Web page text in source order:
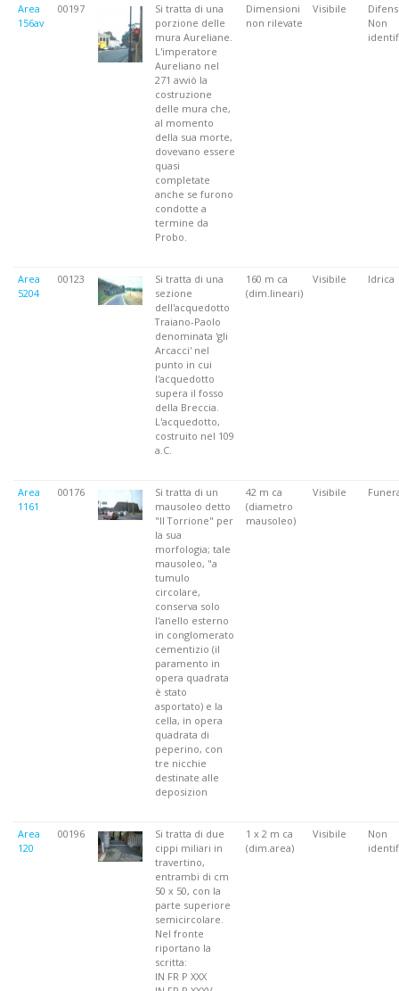
Area
156av
00197
Si tratta di una
porzione delle
mura Aureliane.
L'imperatore
Aureliano nel
271 avviò la
costruzione
delle mura che,
al momento
della sua morte,
dovevano essere
quasi
completate
anche se furono
condotte a
termine da
Probo.
Dimensioni
non rilevate
Visibile
Non
Area
5204
00123
Si tratta di una
sezione
dell'acquedotto
Traiano-Paolo
denominata 'gli
Arcacci' nel
punto in cui
l'acquedotto
supera il fosso
della Breccia.
L'acquedotto,
costruito nel 109
a.C.
160 m ca
(dim.lineari)
Visibile Idrica
Area
1161
00176
Si tratta di un
mausoleo detto
"Il Torrione" per
la sua
morfologia; tale
mausoleo, "a
tumulo
circolare,
conserva solo
l'anello esterno
in conglomerato
cementizio (il
paramento in
opera quadrata
è stato
asportato) e la
cella, in opera
quadrata di
peperino, con
tre nicchie
destinate alle
deposizion
42 m ca
(diametro
mausoleo)
Visibile
Area
120
00196
Si tratta di due
cippi miliari in
travertino,
entrambi di cm
50 x 50, con la
parte superiore
semicircolare.
Nel fronte
riportano la
scritta:
IN FR P XXX
1 x 2 m ca
(dim.area)
Visibile
Non